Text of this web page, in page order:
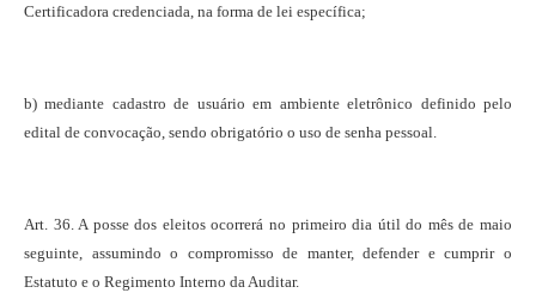
Certificadora credenciada, na forma de lei específica;
b) mediante cadastro de usuário em ambiente eletrônico definido pelo
edital de convocação, sendo obrigatório o uso de senha pessoal.
Art. 36. A posse dos eleitos ocorrerá no primeiro dia útil do mês de maio
seguinte, assumindo o compromisso de manter, defender e cumprir o
Estatuto e o Regimento Interno da Auditar.